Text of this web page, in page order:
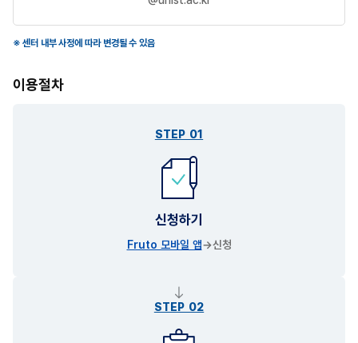
센터 내부 사정에 따라 변경될 수 있음
이용절차
STEP 01
신청하기
Fruto 모바일 앱→신청
STEP 02